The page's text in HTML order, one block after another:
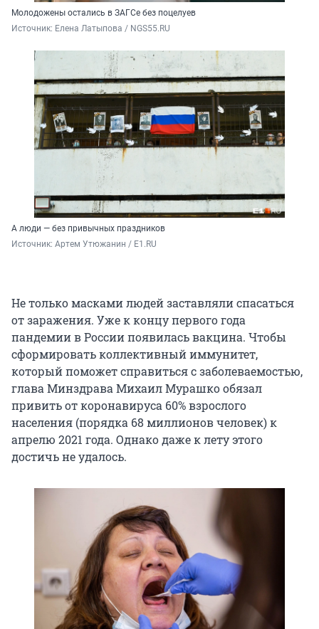
Молодожены остались в ЗАГСе без поцелуев
Источник: Елена Латыпова / NGS55.RU
А люди — без привычных праздников
Источник: Артем Утюжанин / E1.RU
Не только масками людей заставляли спасаться
от заражения. Уже к концу первого года
пандемии в России появилась вакцина. Чтобы
сформировать коллективный иммунитет,
который поможет справиться с заболеваемостью,
глава Минздрава Михаил Мурашко обязал
привить от коронавируса 60% взрослого
населения (порядка 68 миллионов человек) к
апрелю 2021 года. Однако даже к лету этого
достичь не удалось.